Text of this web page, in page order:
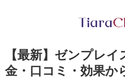
【最新】ゼンプレ
金・口コミ・効果か